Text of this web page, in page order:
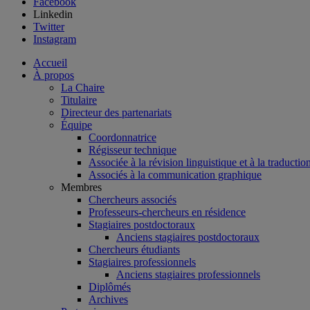
Linkedin
Twitter
Instagram
Accueil
À propos
La Chaire
Titulaire
Directeur des partenariats
Équipe
Coordonnatrice
Régisseur technique
Associée à la révision linguistique et à la
Associés à la communication graphique
Membres
Chercheurs associés
Professeurs-chercheurs en résidence
Stagiaires postdoctoraux
Anciens stagiaires postdoctoraux
Chercheurs étudiants
Stagiaires professionnels
Anciens stagiaires professionnels
Diplômés
Archives